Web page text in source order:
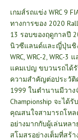
เกมส์รถแข่ง WRC 9
ทางการของ 2020
13 รอบของฤดูกาลปี
นิวซีแลนด์และญี่ปุ่นชิ
WRC, WRC-2, WRC-
แคมเปญ ขบวนรถได้
ความสำคัญต่อประวัติ
1999 ในตำนานมีวาง
Championship จะไ
คุณสนใจสามารถโหล
อย่างมากกับผู้เล่นหล
สโมสรอย่างเต็มที่สร้